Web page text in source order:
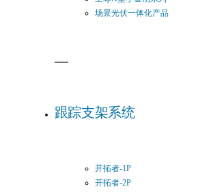
场景光伏一体化产品
跟踪支架系统
开拓者-1P
开拓者-2P